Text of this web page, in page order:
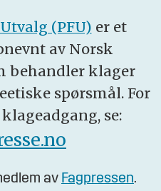
(PFU) er et
av Norsk
behandler klager
spørsmål. For
se:
av Fagpressen.